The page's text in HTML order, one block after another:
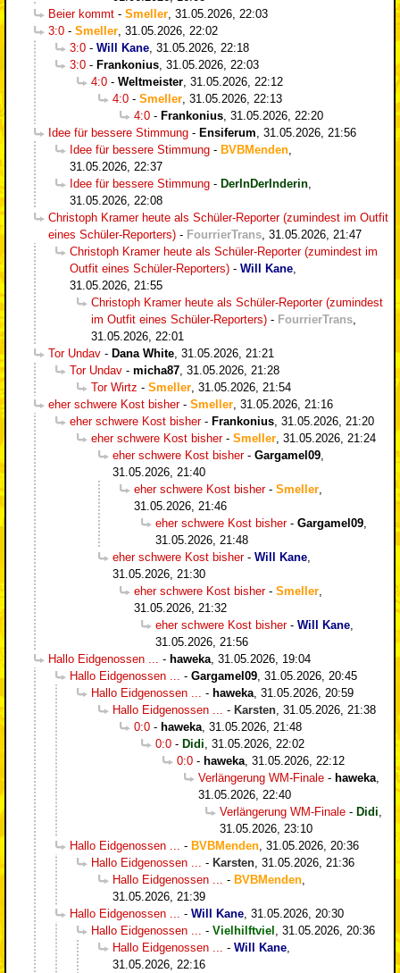
Beier kommt - Smeller 31.05.2026, 22:03
3:0 - Smeller 31.05.2026, 22:02
3:0 - Will Kane 31.05.2026, 22:18
3:0 - Frankonius 31.05.2026, 22:03
4:0 - Weltmeister 31.05.2026, 22:12
4:0 - Smeller 31.05.2026, 22:13
4:0 - Frankonius 31.05.2026, 22:20
Idee für bessere Stimmung - Ensiferum 31.05.2026, 21:56
Idee für bessere Stimmung - BVBMenden
31.05.2026, 22:37
Idee für bessere Stimmung - DerInDerInderin
31.05.2026, 22:08
Christoph Kramer heute als Schüler-Reporter (zumindest im Outfit
eines Schüler-Reporters) - FourrierTrans 31.05.2026, 21:47
Christoph Kramer heute als Schüler-Reporter (zumindest im
Outfit eines Schüler-Reporters) - Will Kane
31.05.2026, 21:55
Christoph Kramer heute als Schüler-Reporter (zumindest
im Outfit eines Schüler-Reporters) - FourrierTrans
31.05.2026, 22:01
Tor Undav - Dana White 31.05.2026, 21:21
Tor Undav - micha87 31.05.2026, 21:28
Tor Wirtz - Smeller 31.05.2026, 21:54
eher schwere Kost bisher- Smeller 31.05.2026, 21:16
eher schwere Kost bisher- Frankonius 31.05.2026, 21:20
eher schwere Kost bisher- Smeller 31.05.2026, 21:24
eher schwere Kost bisher- Gargamel09
31.05.2026, 21:40
eher schwere Kost bisher- Smeller
31.05.2026, 21:46
eher schwere Kost bisher- Gargamel09
31.05.2026, 21:48
eher schwere Kost bisher- Will Kane
31.05.2026, 21:30
eher schwere Kost bisher- Smeller
31.05.2026, 21:32
eher schwere Kost bisher- Will Kane
31.05.2026, 21:56
Hallo Eidgenossen ...
- haweka 31.05.2026, 19:04
Hallo Eidgenossen ...
- Gargamel09 31.05.2026, 20:45
Hallo Eidgenossen ...
- haweka 31.05.2026, 20:59
Hallo Eidgenossen ...
- Karsten 31.05.2026, 21:38
0:0 - haweka 31.05.2026, 21:48
0:0 - Didi 31.05.2026, 22:02
0:0 - haweka 31.05.2026, 22:12
Verlängerung WM-Finale - haweka
31.05.2026, 22:40
Verlängerung WM-Finale - Didi
31.05.2026, 23:10
Hallo Eidgenossen ...
- BVBMenden 31.05.2026, 20:36
Hallo Eidgenossen ...
- Karsten 31.05.2026, 21:36
Hallo Eidgenossen ...
- BVBMenden
31.05.2026, 21:39
Hallo Eidgenossen ...
- Will Kane 31.05.2026, 20:30
Hallo Eidgenossen ...
- Vielhilftviel
31.05.2026, 20:36
Hallo Eidgenossen ...
- Will Kane
31.05.2026, 22:16